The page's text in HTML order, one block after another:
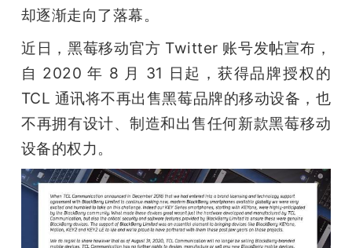
公
开
课
活
动
却逐渐走向了落幕。
近日，黑莓移动官方 Twitter 账号发帖宣布，
自 2020 年 8 月 31 日起，获得品牌授权的
TCL 通讯将不再出售黑莓品牌的移动设备，也
不再拥有设计、制造和出售任何新款黑莓移动
设备的权力。